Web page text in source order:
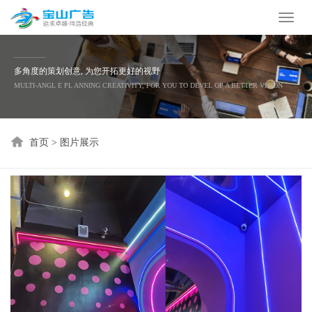
Toggle
多角度的策划创意, 为您开拓更好的视野
MULTI-ANGL E PL ANNING CREATIVITY, FOR YOU TO DEVEL OP A BETTER VISION
首页 > 图片展示